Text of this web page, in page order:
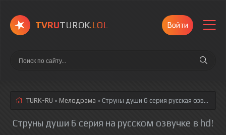
TVRUTUROK.LOL Войти
TURK-RU » Мелодрама » Струны души 6 серия русская озвучка полностью смотреть онлайн!
Струны души 6 серия на русском озвучке в hd!